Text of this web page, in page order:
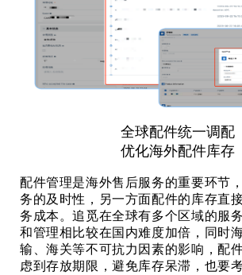
全球配件统一调配
优化海外配件库存
配件管理是海外售后服务的重要环节
务的及时性，另一方面配件的库存直
务成本。追觅在全球有多个区域的服
和管理相比较在国内难度加倍，同时
输、海关等不可抗力因素的影响，配
虑到存放期限，避免库存呆滞，也要